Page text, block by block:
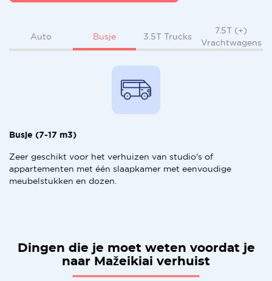
Auto Busje 3.5T Trucks
7.5T (+)
Vrachtwagens
Busje (7-17 m3)
Zeer geschikt voor het verhuizen van studio's of
appartementen met één slaapkamer met eenvoudige
meubelstukken en dozen.
Dingen die je moet weten voordat je
naar Mažeikiai verhuist